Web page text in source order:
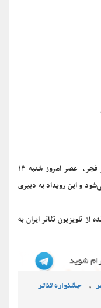
اختتامیه چهل و سومین جشنواره بین‌المللی تئاتر فجر، عصر امروز شنبه ۱۳
برگزار می‌شود و این رویداد به دبیری
تلویزیون تئاتر ایران به
,
جشنواره تئاتر